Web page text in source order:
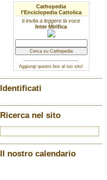
Cathopedia
l'Enciclopedia Cattolica
ti invita a leggere la voce
Inter Mirifica
Aggiungi questo box al tuo sito!
Identificati
Ricerca nel sito
Il nostro calendario